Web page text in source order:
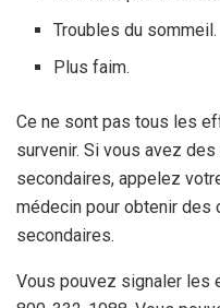
Troubles du sommeil.
Plus faim.
Ce ne sont pas tous les
survenir. Si vous avez
secondaires, appelez
médecin pour obtenir
secondaires.
Vous pouvez signaler les